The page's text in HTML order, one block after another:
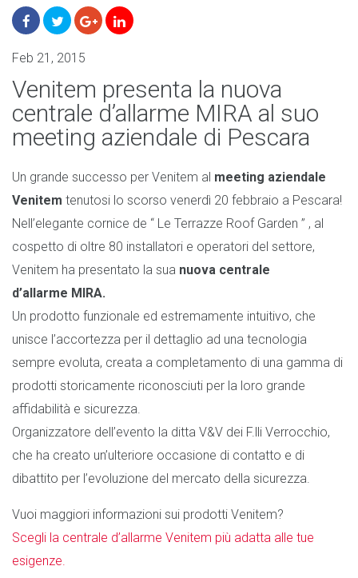
Feb 21, 2015
Venitem presenta la nuova
centrale d’allarme MIRA al suo
meeting aziendale di Pescara
Un grande successo per Venitem al meeting aziendale
Venitem tenutosi lo scorso venerdì 20 febbraio a Pescara!
Nell’elegante cornice de “ Le Terrazze Roof Garden ” , al
cospetto di oltre 80 installatori e operatori del settore,
Venitem ha presentato la sua nuova centrale
d’allarme MIRA.
Un prodotto funzionale ed estremamente intuitivo, che
unisce l’accortezza per il dettaglio ad una tecnologia
sempre evoluta, creata a completamento di una gamma di
prodotti storicamente riconosciuti per la loro grande
affidabilità e sicurezza.
Organizzatore dell’evento la ditta V&V dei F.lli Verrocchio,
che ha creato un’ulteriore occasione di contatto e di
dibattito per l’evoluzione del mercato della sicurezza.
Vuoi maggiori informazioni sui prodotti Venitem?
Scegli la centrale d’allarme Venitem più adatta alle tue
esigenze.